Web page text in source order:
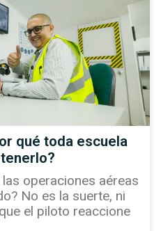
qué toda escuela
operaciones aéreas
No es la suerte, ni
el piloto reaccione